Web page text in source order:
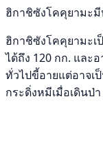
ฮิกาชิซังโคคุยามะมี
ฮิกาชิซังโคคุยามะเ
ได้ถึง 120 กก. และ
ทั่วไปขี้อายแต่อาจเ
กระดิ่งหมีเมื่อเดินป่า